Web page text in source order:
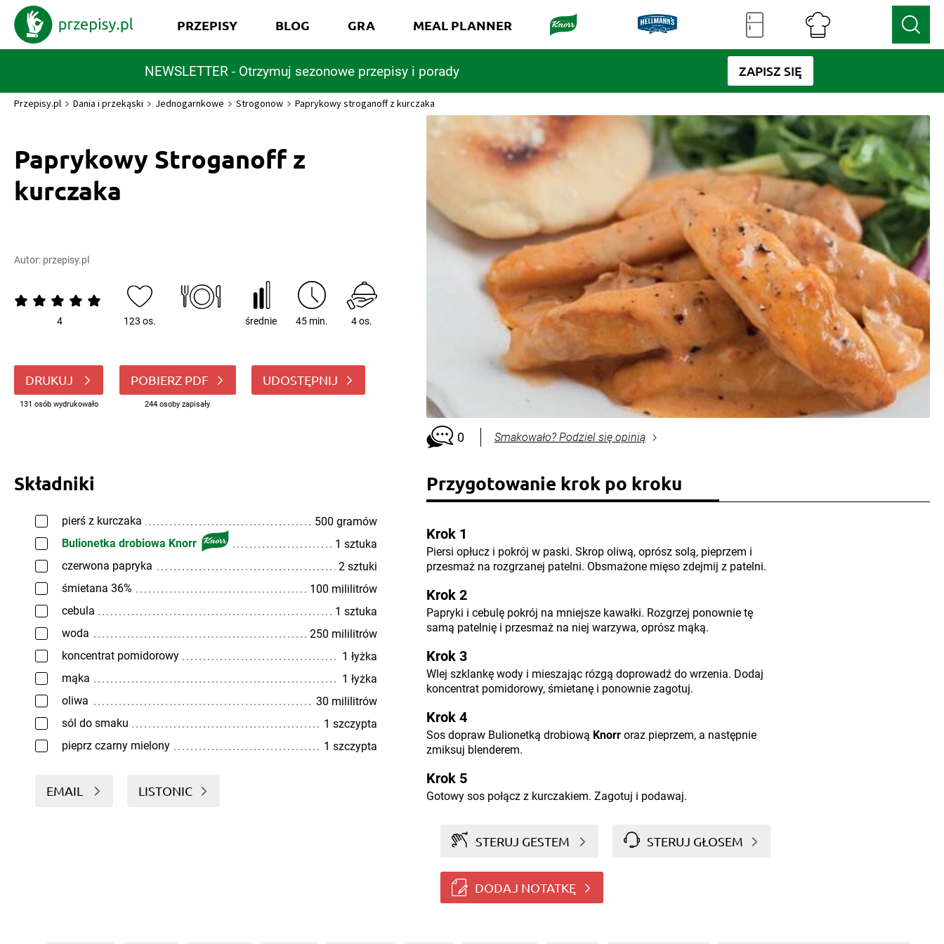
NEWSLETTER - Otrzymuj sezonowe przepisy i porady ZAPISZ SIĘ
PRZEPISY BLOG GRA MEAL PLANNER
Przepisy.pl Dania i przekąski Jednogarnkowe Strogonow Paprykowy stroganoff z kurczaka
Paprykowy Stroganoff z
kurczaka
Autor: przepisy.pl
4 123 os. średnie 45 min. 4 os.
DRUKUJ
131 osób wydrukowało
POBIERZ PDF
244 osoby zapisały
UDOSTĘPNIJ
0 Smakowało? Podziel się opinią
Składniki
pierś z kurczaka
500 gramów
Bulionetka drobiowa Knorr
1 sztuka
czerwona papryka
2 sztuki
śmietana 36%
100 mililitrów
cebula
1 sztuka
woda
250 mililitrów
koncentrat pomidorowy
1 łyżka
mąka
1 łyżka
oliwa
30 mililitrów
sól do smaku
1 szczypta
pieprz czarny mielony
1 szczypta
EMAIL LISTONIC
Przygotowanie krok po kroku
Krok 1
Piersi opłucz i pokrój w paski. Skrop oliwą, oprósz solą, pieprzem i
przesmaż na rozgrzanej patelni. Obsmażone mięso zdejmij z patelni.
Krok 2
Papryki i cebulę pokrój na mniejsze kawałki. Rozgrzej ponownie tę
samą patelnię i przesmaż na niej warzywa, oprósz mąką.
Krok 3
Wlej szklankę wody i mieszając rózgą doprowadź do wrzenia. Dodaj
koncentrat pomidorowy, śmietanę i ponownie zagotuj.
Krok 4
Sos dopraw Bulionetką drobiową Knorroraz pieprzem, a następnie
zmiksuj blenderem.
Krok 5
Gotowy sos połącz z kurczakiem. Zagotuj i podawaj.
STERUJ GESTEM STERUJ GŁOSEM
DODAJ NOTATKĘ